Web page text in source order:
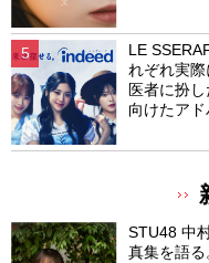
LE
れぞれ実際
医者に扮
向けたア
STU48 中
真集を語る